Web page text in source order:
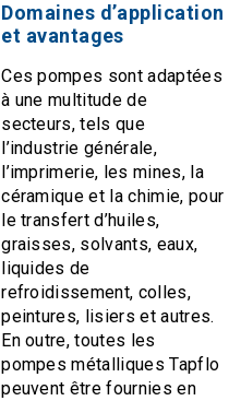
Domaines d’application
et avantages
Ces pompes sont adaptées
à une multitude de
secteurs, tels que
l’industrie générale,
l’imprimerie, les mines, la
céramique et la chimie, pour
le transfert d’huiles,
graisses, solvants, eaux,
liquides de
refroidissement, colles,
peintures, lisiers et autres.
En outre, toutes les
pompes métalliques Tapflo
peuvent être fournies en